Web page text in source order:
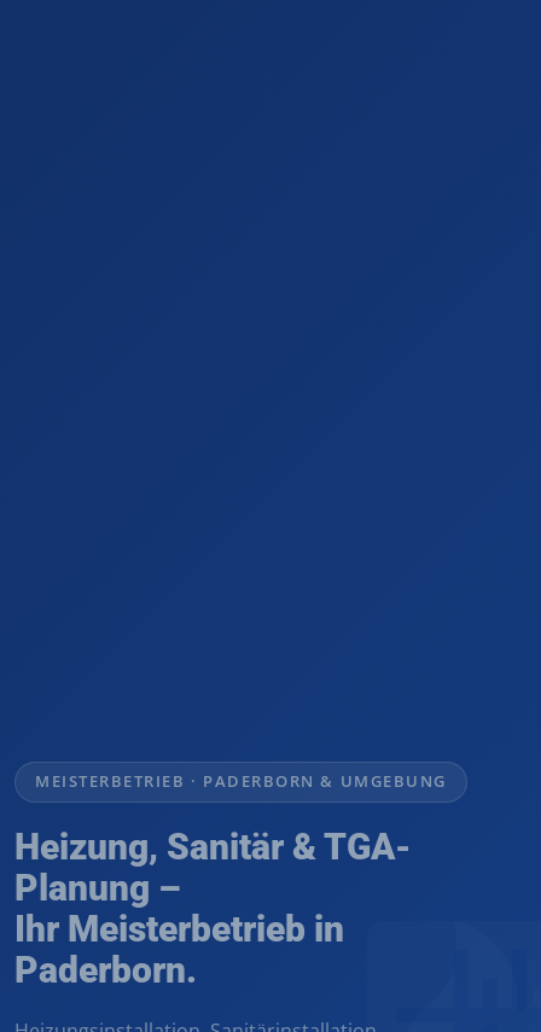
HEIZUNGSTECHNIK & WÄRMEPUMPE
Warm bleiben.
Kosten senken.
Förderung nutzen.